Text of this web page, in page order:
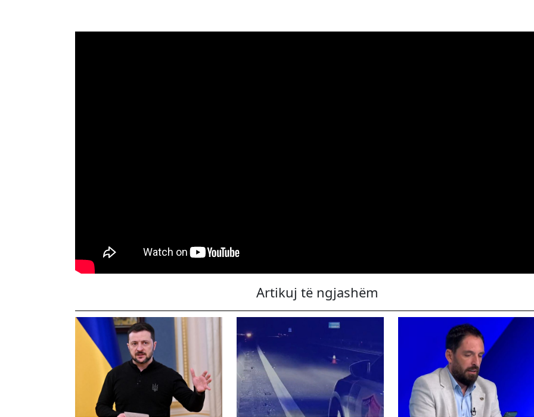
Artikuj të ngjashëm